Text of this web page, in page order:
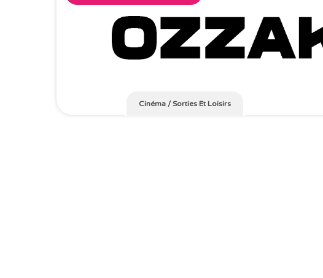
Cinéma/Sorties Et Loisirs